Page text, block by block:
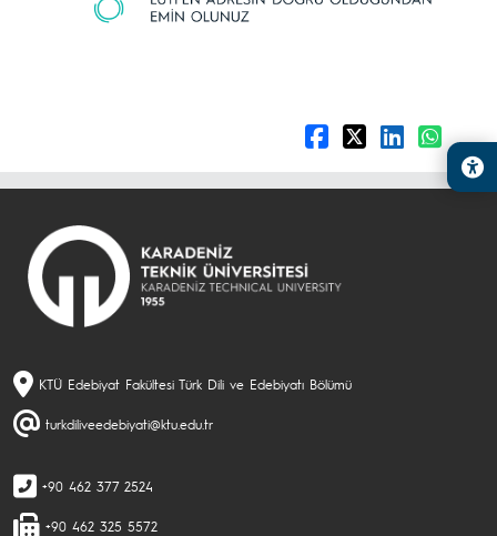
KTÜ Edebiyat Fakültesi Türk Dili ve Edebiyatı Bölümü
turkdiliveedebiyati@ktu.edu.tr
+90 462 377 2524
+90 462 325 5572